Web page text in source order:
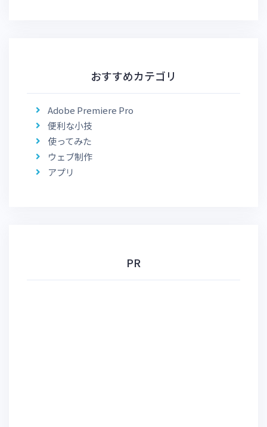
おすすめカテゴリ
Adobe Premiere Pro
便利な小技
使ってみた
ウェブ制作
アプリ
PR